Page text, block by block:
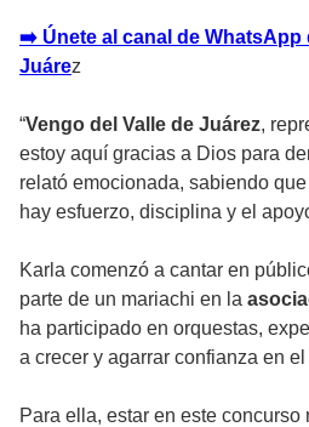
➡️ Únete al canal de WhatsApp
Juárez
“Vengo del Valle de Juárez,
estoy aquí gracias a Dios para
relató emocionada, sabiendo
hay esfuerzo, disciplina y el
Karla comenzó a cantar en
parte de un mariachi en la
ha participado en orquestas,
a crecer y agarrar confianza en
Para ella, estar en este concurso